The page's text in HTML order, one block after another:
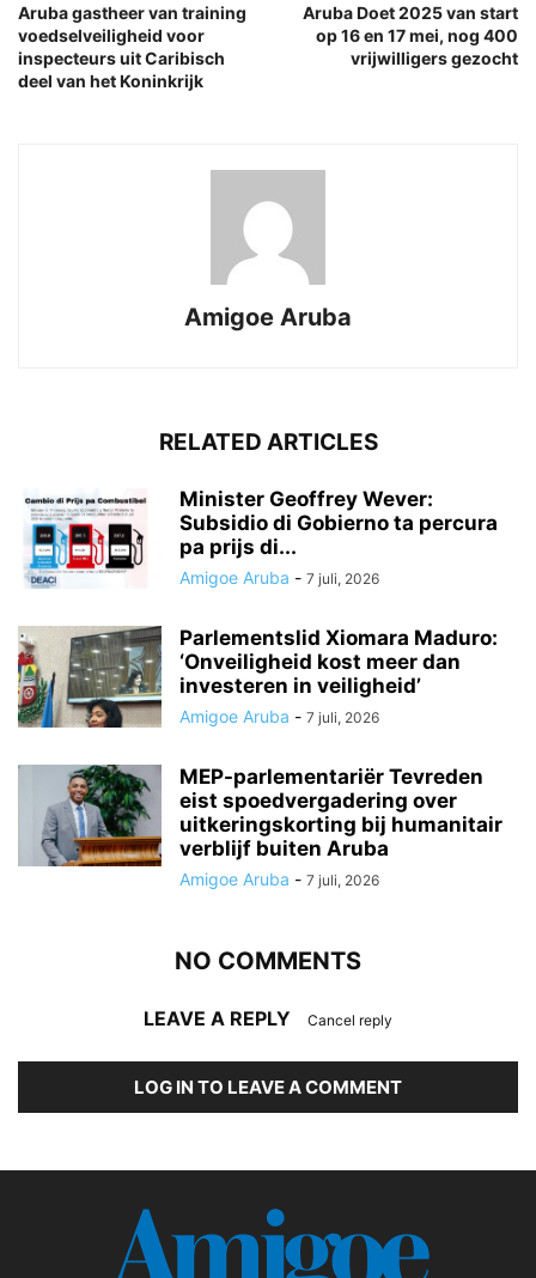
Aruba gastheer van training
voedselveiligheid voor
inspecteurs uit Caribisch
deel van het Koninkrijk
Aruba Doet 2025 van start
op 16 en 17 mei, nog 400
vrijwilligers gezocht
Amigoe Aruba
RELATED ARTICLES
Minister Geoffrey Wever:
Subsidio di Gobierno ta percura
pa prijs di...
Amigoe Aruba - 7 juli, 2026
Parlementslid Xiomara Maduro:
‘Onveiligheid kost meer dan
investeren in veiligheid’
Amigoe Aruba - 7 juli, 2026
MEP-parlementariër Tevreden
eist spoedvergadering over
uitkeringskorting bij humanitair
verblijf buiten Aruba
Amigoe Aruba - 7 juli, 2026
NO COMMENTS
LEAVE A REPLY Cancel reply
LOG IN TO LEAVE A COMMENT